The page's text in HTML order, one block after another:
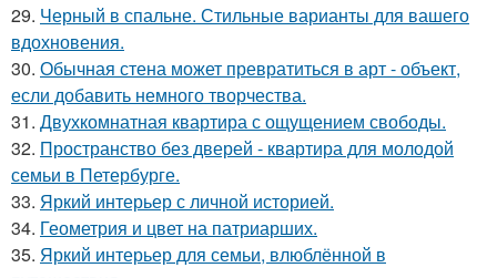
29. Черный в спальне. Стильные варианты для вашего
вдохновения.
30. Обычная стена может превратиться в арт - объект,
если добавить немного творчества.
31. Двухкомнатная квартира с ощущением свободы.
32. Пространство без дверей - квартира для молодой
семьи в Петербурге.
33. Яркий интерьер с личной историей.
34. Геометрия и цвет на патриарших.
35. Яркий интерьер для семьи, влюблённой в